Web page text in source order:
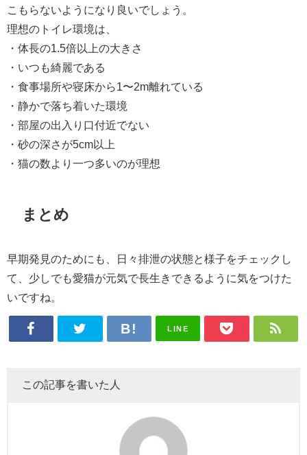
こもらないようになり良いでしょう。
理想のトイレ環境は、
・体長の1.5倍以上の大きさ
・いつも綺麗である
・食事場所や寝床から1〜2m離れている
・静かで落ち着いた環境
・部屋の出入り口付近でない
・砂の深さが5cm以上
・猫の数より一つ多いのが理想
まとめ
早期発見のためにも、日々排泄の状態と様子をチェックし
て、少しでも愛猫が元気で長生きできるように気をつけた
いですね。
LINE
この記事を書いた人